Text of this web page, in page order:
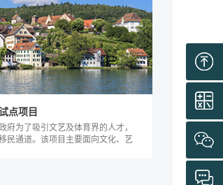
点项目
府为了吸引文艺及体育界的人才，
民通道。该项目主要面向文化、艺